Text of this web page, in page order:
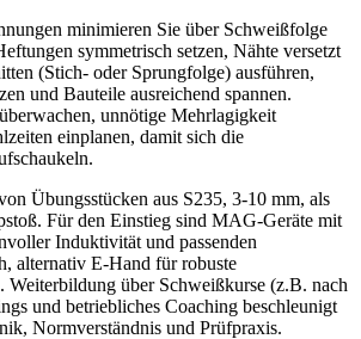
minimieren Sie über Schweißfolge
symmetrisch setzen, Nähte versetzt
(Stich- oder Sprungfolge) ausführen,
und Bauteile ausreichend spannen.
unnötige Mehrlagigkeit
einplanen, damit sich die
Übungsstücken aus S235, 3-10 mm, als
Für den Einstieg sind MAG-Geräte mit
Induktivität und passenden
alternativ E-Hand für robuste
Weiterbildung über Schweißkurse (z.B. nach
und betriebliches Coaching beschleunigt
Normverständnis und Prüfpraxis.